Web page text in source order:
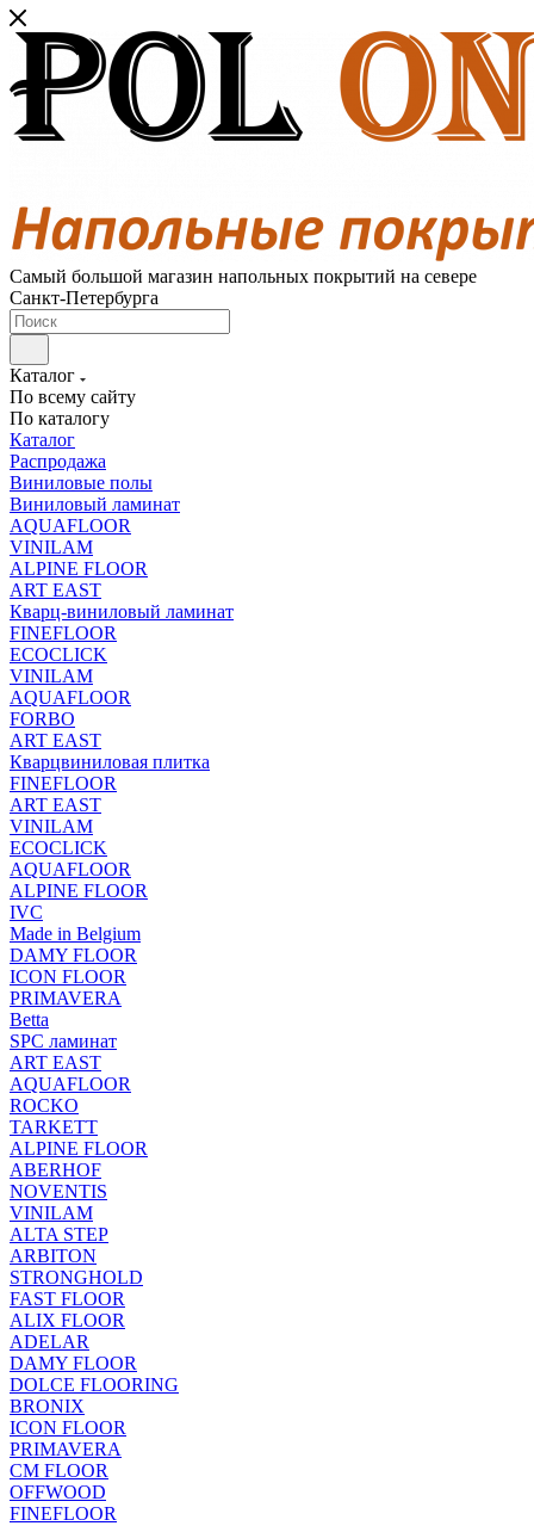
Самый большой магазин напольных покрытий на севере
Санкт-Петербурга
Каталог
По всему сайту
По каталогу
Каталог
Распродажа
Виниловые полы
Виниловый ламинат
AQUAFLOOR
VINILAM
ALPINE FLOOR
ART EAST
Кварц-виниловый ламинат
FINEFLOOR
ECOCLICK
VINILAM
AQUAFLOOR
FORBO
ART EAST
Кварцвиниловая плитка
FINEFLOOR
ART EAST
VINILAM
ECOCLICK
AQUAFLOOR
ALPINE FLOOR
IVC
Made in Belgium
DAMY FLOOR
ICON FLOOR
PRIMAVERA
Betta
SPC ламинат
ART EAST
AQUAFLOOR
ROCKO
TARKETT
ALPINE FLOOR
ABERHOF
NOVENTIS
VINILAM
ALTA STEP
ARBITON
STRONGHOLD
FAST FLOOR
ALIX FLOOR
ADELAR
DAMY FLOOR
DOLCE FLOORING
BRONIX
ICON FLOOR
PRIMAVERA
CM FLOOR
OFFWOOD
FINEFLOOR